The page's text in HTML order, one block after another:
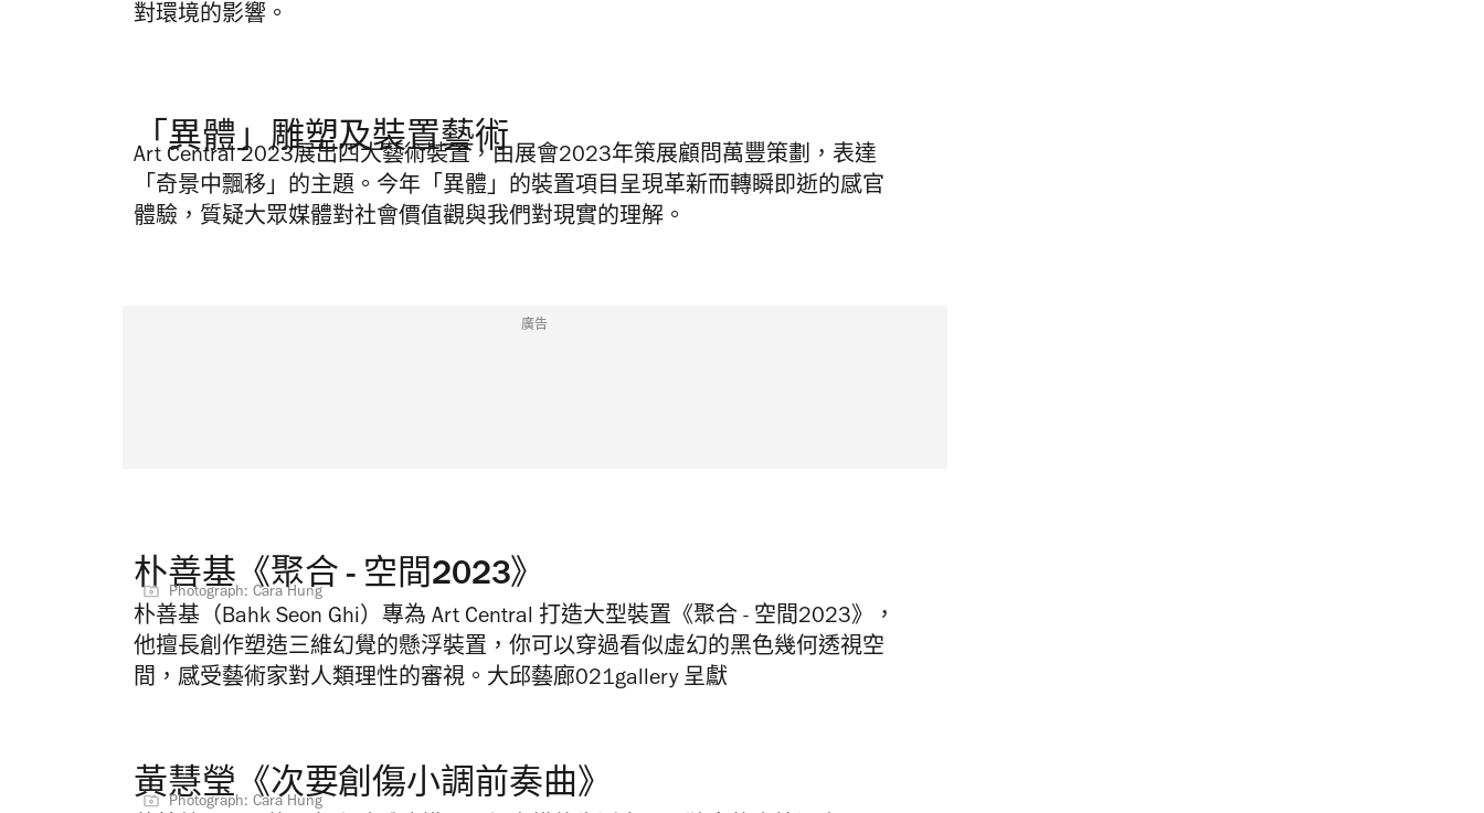
對環境的影響。
「異體」雕塑及裝置藝術
Art Central 2023展出四大藝術裝置，由展會2023年策展顧問萬豐策劃，表達
「奇景中飄移」的主題。今年「異體」的裝置項目呈現革新而轉瞬即逝的感官
體驗，質疑大眾媒體對社會價值觀與我們對現實的理解。
廣告
朴善基《聚合 - 空間2023》
Photograph: Cara Hung
朴善基（Bahk Seon Ghi）專為 Art Central 打造大型裝置《聚合 - 空間2023》，
他擅長創作塑造三維幻覺的懸浮裝置，你可以穿過看似虛幻的黑色幾何透視空
間，感受藝術家對人類理性的審視。大邱藝廊021gallery 呈獻
黃慧瑩《次要創傷小調前奏曲》
Photograph: Cara Hung